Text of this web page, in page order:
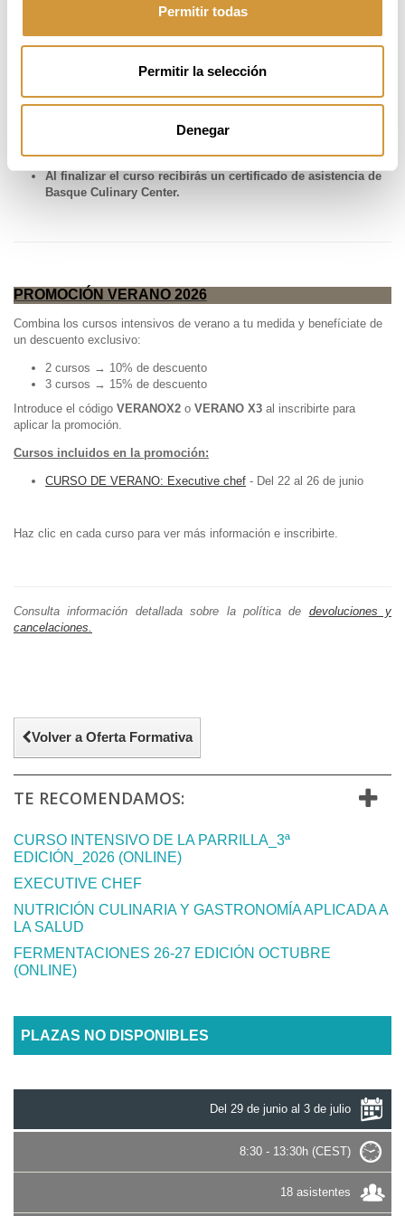
Permitir todas
Permitir la selección
Denegar
combinando producto tradicional con una sensibilidad moderna.
PRECIO
El curso tiene un coste de995€
íntegramente en el momento de realizar la inscripción
online.
Al finalizar el curso recibirás un certificado de asistencia de
Basque Culinary Center.
PROMOCIÓN VERANO 2026
Combina los cursos intensivos de verano a tu medida y benefíciate de
un descuento exclusivo:
2 cursos → 10% de descuento
3 cursos → 15% de descuento
Introduce el código VERANOX2 o VERANO X3 al inscribirte para
aplicar la promoción.
Cursos incluidos en la promoción:
CURSO DE VERANO: Executive chef - Del 22 al 26 de junio
Haz clic en cada curso para ver más información e inscribirte.
Consulta información detallada sobre la política de devoluciones y
cancelaciones.
Volver a Oferta Formativa
TE RECOMENDAMOS:
CURSO INTENSIVO DE LA PARRILLA_3ª
EDICIÓN_2026 (ONLINE)
EXECUTIVE CHEF
NUTRICIÓN CULINARIA Y GASTRONOMÍA APLICADA A
LA SALUD
FERMENTACIONES 26-27 EDICIÓN OCTUBRE
(ONLINE)
PLAZAS NO DISPONIBLES
Del 29 de junio al 3 de julio
8:30 - 13:30h (CEST)
18 asistentes